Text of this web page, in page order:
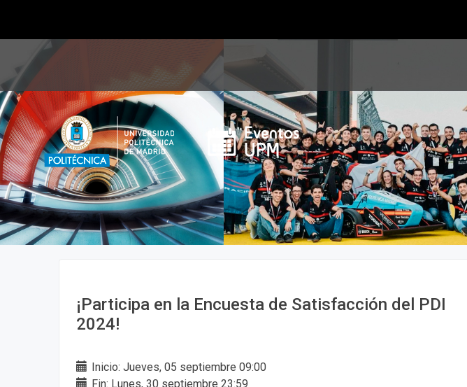
¡Participa en la Encuesta de Satisfacción del PDI
2024!
Inicio: Jueves, 05 septiembre 09:00
Fin: Lunes, 30 septiembre 23:59